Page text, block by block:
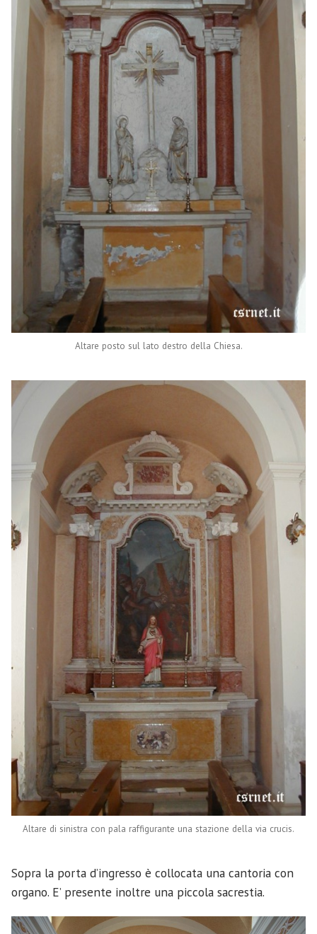
Altare posto sul lato destro della Chiesa.
Altare di sinistra con pala raffigurante una stazione della via crucis.
Sopra la porta d’ingresso è collocata una cantoria con
organo. E’ presente inoltre una piccola sacrestia.